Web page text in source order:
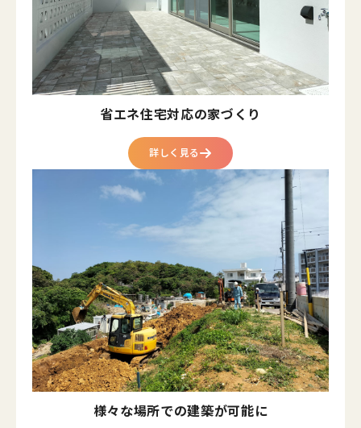
省エネ住宅対応の家づくり
詳しく見る
様々な場所での建築が可能に